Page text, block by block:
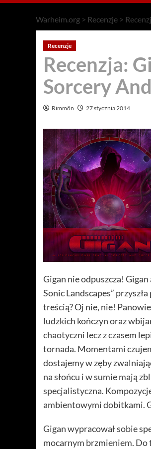
Warheim.org > Recenzje >
Recenzje
Recenzja:
Sorcery
Rimmön 27 stycznia 2014
Gigan nie odpuszcza!
Sonic Landscapes”
treścią? Oj nie, nie!
ludzkich kończyn oraz
chaotyczni lecz z czasem
tornada. Momentami
dostajemy w zęby
na słońcu i w sumie mają
specjalistyczna.
ambientowymi dobitkami.
Gigan wypracował sobie
mocarnym brzmieniem. Do